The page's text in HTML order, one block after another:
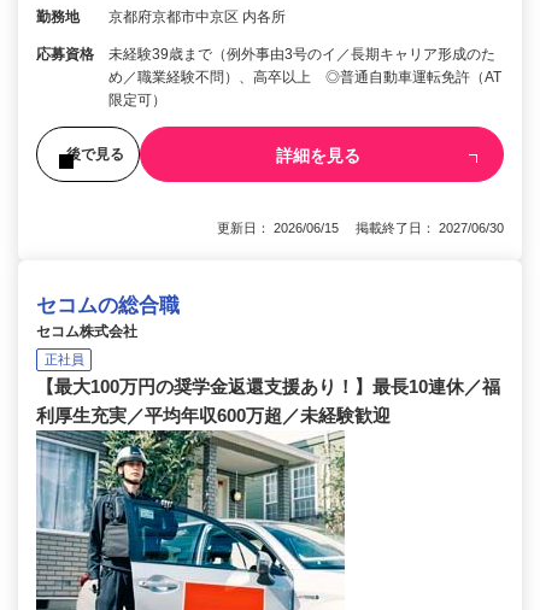
勤務地 京都府京都市中京区 内各所
応募資格
未経験39歳まで（例外事由3号のイ／長期キャリア形成のた
め／職業経験不問）、高卒以上 ◎普通自動車運転免許（AT
限定可）
後で見る 詳細を見る
更新日： 2026/06/15 掲載終了日： 2027/06/30
セコムの総合職
セコム株式会社
正社員
【最大100万円の奨学金返還支援あり！】最長10連休／福
利厚生充実／平均年収600万超／未経験歓迎